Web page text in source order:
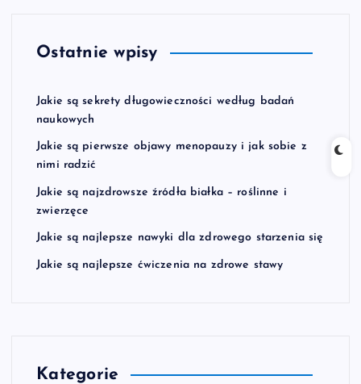
Ostatnie wpisy
Jakie są sekrety długowieczności według badań
naukowych
Jakie są pierwsze objawy menopauzy i jak sobie z
nimi radzić
Jakie są najzdrowsze źródła białka – roślinne i
zwierzęce
Jakie są najlepsze nawyki dla zdrowego starzenia się
Jakie są najlepsze ćwiczenia na zdrowe stawy
Kategorie